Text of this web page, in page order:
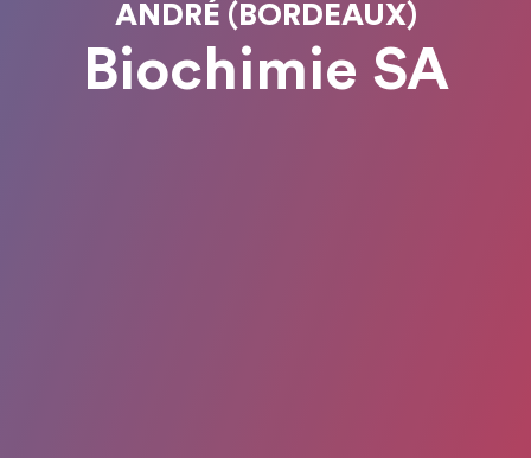
ANDRÉ (BORDEAUX)
Biochimie SA